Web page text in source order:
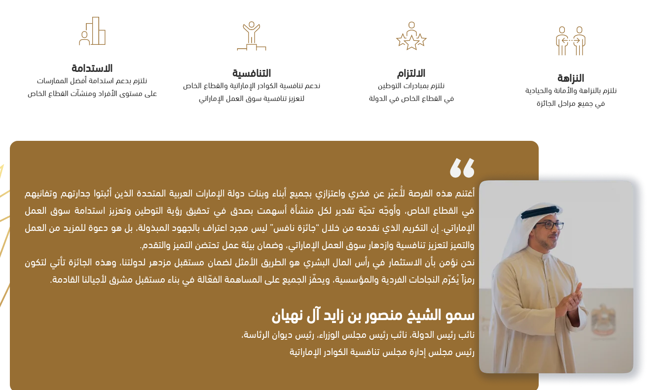
النزاهة
نلتزم بالنزاهة والأمانة والحيادية
في جميع مراحل الجائزة
الالتزام
نلتزم بمبادرات التوطين
في القطاع الخاص في الدولة
التنافسية
ندعم تنافسية الكوادر الإماراتية والقطاع الخاص
لتعزيز تنافسية سوق العمل الإماراتي
الاستدامة
نلتزم بدعم استدامة أفضل الممارسات
على مستوى الأفراد ومنشآت القطاع الخاص
أغتنم هذه الفرصة لأُعبّر عن فخري واعتزازي بجميع أبناء وبنات دولة الإمارات العربية المتحدة الذين أثبتوا جدارتهم وتفانيهم
في القطاع الخاص، وأوجّه تحيّة تقدير لكل منشأة أسهمت بصدق في تحقيق رؤية التوطين وتعزيز استدامة سوق العمل
الإماراتي. إن التكريم الذي نقدمه من خلال “جائزة نافس” ليس مجرد اعتراف بالجهود المبذولة، بل هو دعوة للمزيد من العمل
والتميز لتعزيز تنافسية وازدهار سوق العمل الإماراتي، وضمان بيئة عمل تحتضن التميز والتقدم.
نحن نؤمن بأن الاستثمار في رأس المال البشري هو الطريق الأمثل لضمان مستقبل مزدهر لدولتنا، وهذه الجائزة تأتي لتكون
رمزاً يُكرّم النجاحات الفردية والمؤسسية، ويحفّز الجميع على المساهمة الفعّالة في بناء مستقبل مشرق لأجيالنا القادمة.
سمو الشيخ منصور بن زايد آل نهيان
نائب رئيس الدولة، نائب رئيس مجلس الوزراء، رئيس ديوان الرئاسة،
رئيس مجلس إدارة مجلس تنافسية الكوادر الإماراتية